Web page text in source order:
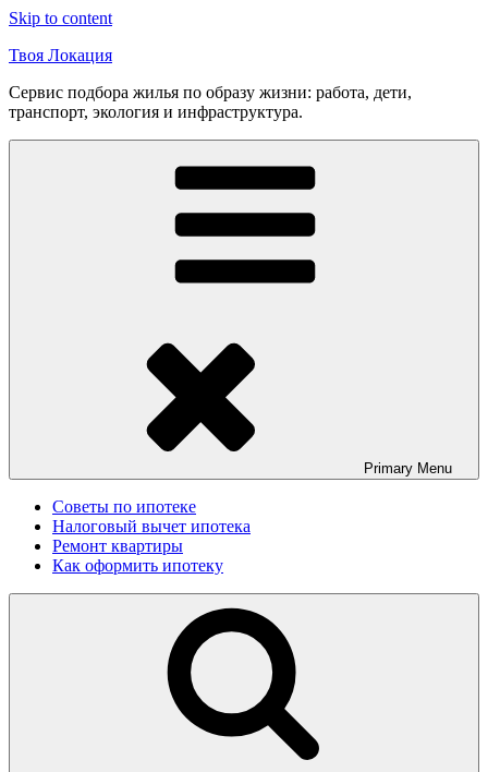
Skip to content
Твоя Локация
Сервис подбора жилья по образу жизни: работа, дети,
транспорт, экология и инфраструктура.
Primary Menu
Советы по ипотеке
Налоговый вычет ипотека
Ремонт квартиры
Как оформить ипотеку